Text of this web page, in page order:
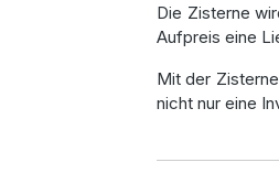
Die Zisterne
Aufpreis eine
Mit der
nicht nur eine